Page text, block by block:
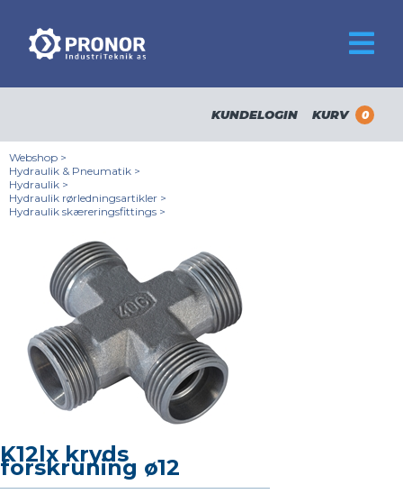
KUNDELOGIN KURV 0
Webshop >
Hydraulik & Pneumatik >
Hydraulik >
Hydraulik rørledningsartikler >
Hydraulik skæreringsfittings >
K12lx kryds
forskruning ø12